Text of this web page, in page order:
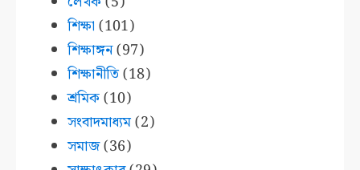
শিক্ষা (101)
শিক্ষাঙ্গন(97)
শিক্ষানীতি(18)
শ্রমিক(10)
সংবাদমাধ্যম(2)
সমাজ(36)